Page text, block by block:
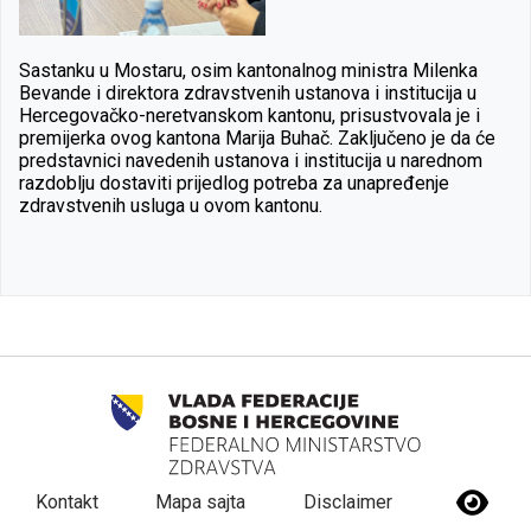
Sastanku u Mostaru, osim kantonalnog ministra Milenka
Bevande i direktora zdravstvenih ustanova i institucija u
Hercegovačko-neretvanskom kantonu, prisustvovala je i
premijerka ovog kantona Marija Buhač. Zaključeno je da će
predstavnici navedenih ustanova i institucija u narednom
razdoblju dostaviti prijedlog potreba za unapređenje
zdravstvenih usluga u ovom kantonu.
Kontakt Mapa sajta Disclaimer